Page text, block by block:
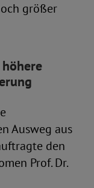
größer
Ausweg aus
den
Prof. Dr.